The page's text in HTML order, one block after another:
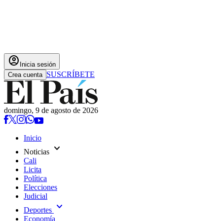
account_circle Inicia sesión
Crea cuenta SUSCRÍBETE
domingo, 9 de agosto de 2026
Inicio
Noticias expand_more
Cali
Licita
Política
Elecciones
Judicial
Deportes expand_more
Economía